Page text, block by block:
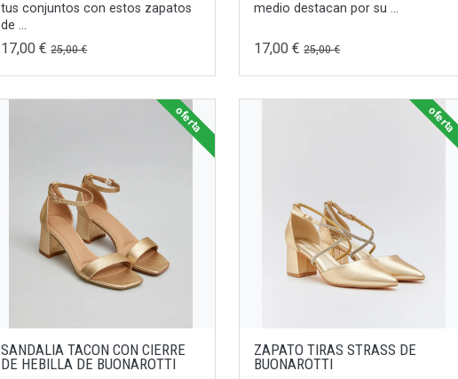
tus conjuntos con estos zapatos
de ...
17,00 €25,00 €
medio destacan por su ...
17,00 €25,00 €
SANDALIA TACON CON CIERRE
DE HEBILLA DE BUONAROTTI
oferta
ZAPATO TIRAS STRASS DE
BUONAROTTI
oferta